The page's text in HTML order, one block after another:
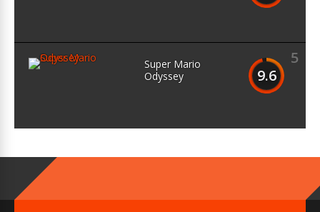
5
9.6
Super Mario
Odyssey